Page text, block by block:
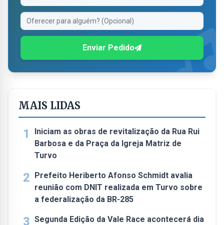
Enviar Pedido
MAIS LIDAS
1
Iniciam as obras de revitalização da Rua Rui
Barbosa e da Praça da Igreja Matriz de
Turvo
2 Prefeito Heriberto Afonso Schmidt avalia
reunião com DNIT realizada em Turvo sobre
a federalização da BR-285
3 Segunda Edição da Vale Race acontecerá dia